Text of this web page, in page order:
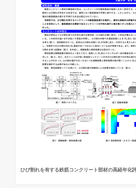
ひび割れを有する鉄筋コンクリート部材の高経年化